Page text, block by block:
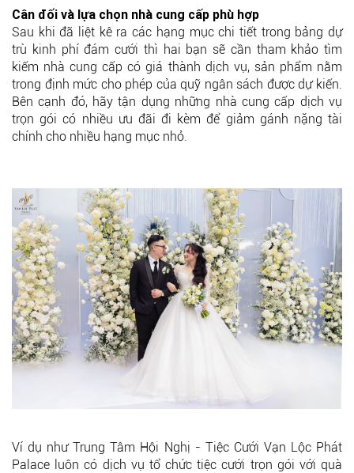
Cân đối và lựa chọn nhà cung cấp phù hợp
Sau khi đã liệt kê ra các hạng mục chi tiết trong bảng dự
trù kinh phí đám cưới thì hai bạn sẽ cần tham khảo tìm
kiếm nhà cung cấp có giá thành dịch vụ, sản phẩm nằm
trong định mức cho phép của quỹ ngân sách được dự kiến.
Bên cạnh đó, hãy tận dụng những nhà cung cấp dịch vụ
trọn gói có nhiều ưu đãi đi kèm để giảm gánh nặng tài
chính cho nhiều hạng mục nhỏ.
Ví dụ như Trung Tâm Hội Nghị - Tiệc Cưới Vạn Lộc Phát
Palace luôn có dịch vụ tổ chức tiệc cưới trọn gói với quà